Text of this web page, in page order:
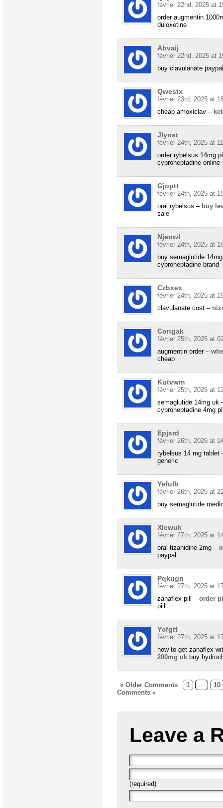
février 22nd, 2025 at
order augmentin
duloxetine
Abvaij
février 22nd, 2025 at
buy clavulanate
Qwestx
février 23rd, 2025 at
cheap amoxiclav –
Jlynst
février 24th, 2025 at
order rybelsus 14mg
cyproheptadine online
Gjoptt
février 24th, 2025 at
oral rybelsus – buy
sale
Njeowl
février 24th, 2025 at
buy semaglutide
cyproheptadine brand
Czbxex
février 24th, 2025 at
clavulanate cost –
Congak
février 25th, 2025 at
augmentin order –
cheap
Kutvwm
février 25th, 2025 at
semaglutide 14mg uk
cyproheptadine 4mg
Epjsrd
février 26th, 2025 at
rybelsus 14 mg tablet
generic
Yefulb
février 26th, 2025 at
buy semaglutide
Xlewuk
février 27th, 2025 at
oral tizanidine 2mg –
paypal
Pqkugn
février 27th, 2025 at
zanaflex pill – order
pill
Ycfgtt
février 27th, 2025 at
how to get zanaflex
200mg ukbuy
« Older Comments 1
10
Comments »
Leave a
(required)